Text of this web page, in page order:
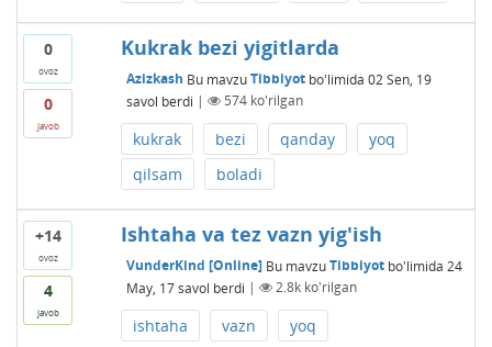
0
ovoz
0
javob
Kukrak bezi yigitlarda
Azizkash Bu mavzuTibbiyotbo'limida 02 Sen, 19
savol berdi | 574ko'rilgan
kukrak bezi qanday
yoq
qilsam
boladi
+14
ovoz
4
javob
Ishtaha va tez vazn yig'ish
VunderKind [Online] Bu mavzuTibbiyotbo'limida 24
May, 17 savol berdi | 2.8kko'rilgan
ishtaha vazn yoq